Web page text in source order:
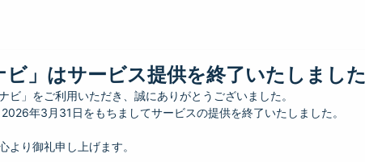
ビ」はサービス提供を終了いたしました
ビ」をご利用いただき、誠にありがとうございました。
2026年3月31日をもちましてサービスの提供を終了いたしました。
より御礼申し上げます。